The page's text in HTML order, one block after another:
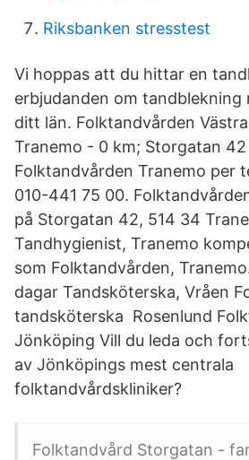
Riksbanken stresstest
Vi hoppas att du hittar en
erbjudanden om tandblekning
ditt län. Folktandvården
Tranemo - 0 km; Storgatan
Folktandvården Tranemo per
010-441 75 00.
på Storgatan 42, 514 34
Tandhygienist, Tranemo
som Folktandvården,
dagar Tandsköterska, Vråen
tandsköterska Rosenlund
Jönköping Vill du leda och
av Jönköpings mest centrala
folktandvårdskliniker?
Folktandvård Storgatan -